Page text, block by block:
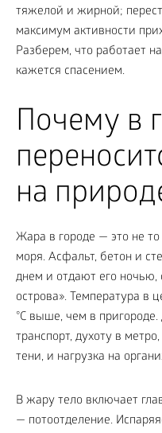
тяжелой и жирной;
максимум активности
Разберем, что работает
кажется спасением.
Почему в
на
Жара в городе — это не
моря. Асфальт, бетон и
днем и отдают его ночью,
острова». Температура в
°C выше, чем в
транспорт, духоту в
тени, и нагрузка на
В жару тело включает
— потоотделение.